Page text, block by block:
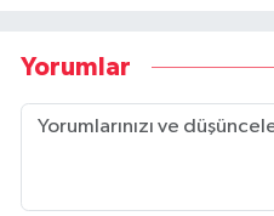
Yorumlar